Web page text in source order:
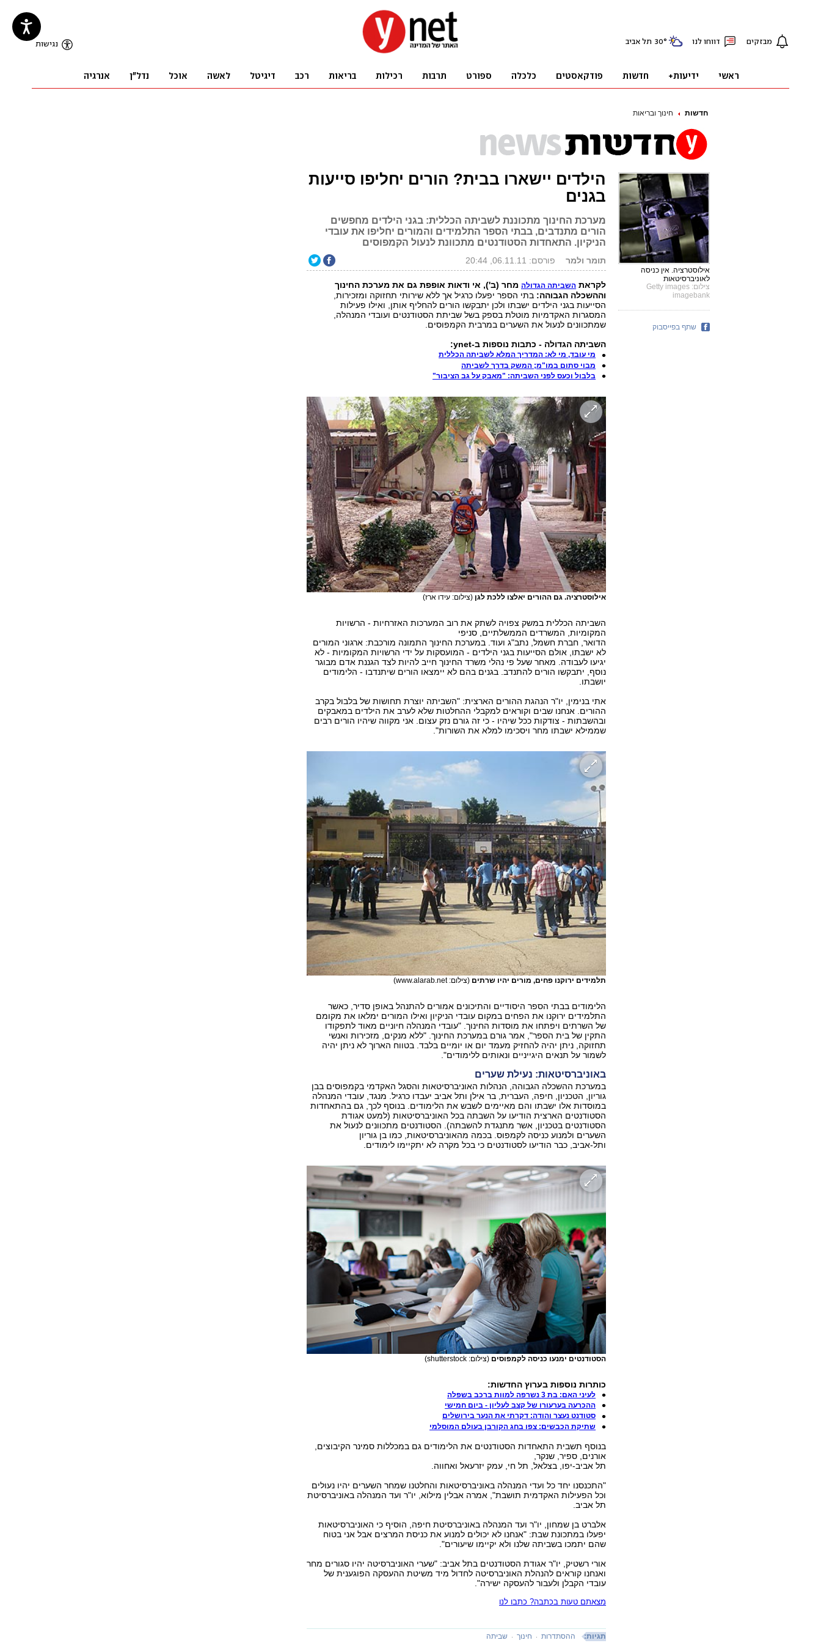
חדשות חינוך ובריאות
הילדים יישארו בבית? הורים יחליפו סייעות
בגנים
מערכת החינוך מתכוננת לשביתה הכללית: בגני הילדים מחפשים
הורים מתנדבים, בבתי הספר התלמידים והמורים יחליפו את עובדי
הניקיון. התאחדות הסטודנטים מתכוונת לנעול הקמפוסים
תומר ולמר פורסם: 06.11.11, 20:44
לקראת השביתה הגדולהמחר (ב'), אי ודאות אופפת גם את מערכת החינוך
וההשכלה הגבוהה: בתי הספר יפעלו כרגיל אך ללא שירותי תחזוקה ומזכירות,
הסייעות בגני הילדים ישבתו ולכן יתבקשו הורים להחליף אותן, ואילו פעילות
המסגרות האקדמיות מוטלת בספק בשל שביתת הסטודנטים ועובדי המנהלה,
שמתכוונים לנעול את השערים במרבית הקמפוסים.
השביתה הגדולה - כתבות נוספות ב-ynet:
מי עובד, מי לא: המדריך המלא לשביתה הכללית
מבוי סתום במו"מ; המשק בדרך לשביתה
בלבול וכעס לפני השביתה: "מאבק על גב הציבור"
אילוסטרציה. גם ההורים יאלצו ללכת לגן (צילום: עידו ארז)
השביתה הכללית במשק צפויה לשתק את רוב המערכות האזרחיות - הרשויות
המקומיות, המשרדים הממשלתיים, סניפי
הדואר, חברת חשמל, נתב"ג ועוד. במערכת החינוך התמונה מורכבת: ארגוני המורים
לא ישבתו, אולם הסייעות בגני הילדים - המועסקות על ידי הרשויות המקומיות - לא
יגיעו לעבודה. מאחר שעל פי נהלי משרד החינוך חייב להיות לצד הגננת אדם מבוגר
נוסף, יתבקשו הורים להתנדב. בגנים בהם לא יימצאו הורים שיתנדבו - הלימודים
יושבתו.
אתי בנימין, יו"ר הנהגת ההורים הארצית: "השביתה יוצרת תחושות של בלבול בקרב
ההורים. אנחנו שבים וקוראים למקבלי ההחלטות שלא לערב את הילדים במאבקים
ובהשבתות - צודקות ככל שיהיו - כי זה גורם נזק עצום. אני מקווה שיהיו הורים רבים
שממילא ישבתו מחר ויסכימו למלא את השורות".
תלמידים ירוקנו פחים, מורים יהיו שרתים (צילום: www.alarab.net)
הלימודים בבתי הספר היסודיים והתיכונים אמורים להתנהל באופן סדיר, כאשר
התלמידים ירוקנו את הפחים במקום עובדי הניקיון ואילו המורים ימלאו את מקומם
של השרתים ויפתחו את מוסדות החינוך. "עובדי המנהלה חיוניים מאוד לתפקודו
התקין של בית הספר", אמר גורם במערכת החינוך. "ללא מנקים, מזכירות ואנשי
תחזוקה, ניתן יהיה להחזיק מעמד יום או יומיים בלבד. בטווח הארוך לא ניתן יהיה
לשמור על תנאים היגייניים ונאותים ללימודים".
באוניברסיטאות: נעילת שערים
במערכת ההשכלה הגבוהה, הנהלות האוניברסיטאות והסגל האקדמי בקמפוסים בבן
גוריון, הטכניון, חיפה, העברית, בר אילן ותל אביב יעבדו כרגיל. מנגד, עובדי המנהלה
במוסדות אלו ישבתו והם מאיימים לשבש את הלימודים. בנוסף לכך, גם בהתאחדות
הסטודנטים הארצית הודיעו על השבתה בכל האוניברסיטאות (למעט אגודת
הסטודנטים בטכניון, אשר מתנגדת להשבתה). הסטודנטים מתכוונים לנעול את
השערים ולמנוע כניסה לקמפוס. בכמה מהאוניברסיטאות, כמו בן גוריון
ותל-אביב, כבר הודיעו לסטודנטים כי בכל מקרה לא יתקיימו לימודים.
הסטודנטים ימנעו כניסה לקמפוסים (צילום: shutterstock)
כותרות נוספות בערוץ החדשות:
לעיני האם: בת 3 נשרפה למוות ברכב בשפלה
ההכרעה בערעורו של קצב לעליון - ביום חמישי
סטודנט נעצר והודה: דקרתי את הנער בירושלים
שתיקת הכבשים: צפו בחג הקורבן בעולם המוסלמי
בנוסף תשבית התאחדות הסטודנטים את הלימודים גם במכללות סמינר הקיבוצים,
אורנים, ספיר, שנקר,
תל אביב-יפו, בצלאל, תל חי, עמק יזרעאל ואחווה.
"התכנסנו יחד כל ועדי המנהלה באוניברסיטאות והחלטנו שמחר השערים יהיו נעולים
וכל הפעילות האקדמית תושבת", אמרה אבלין מילוא, יו"ר ועד המנהלה באוניברסיטת
תל אביב.
אלברט בן שמחון, יו"ר ועד המנהלה באוניברסיטת חיפה, הוסיף כי האוניברסיטאות
יפעלו במתכונת שבת: "אנחנו לא יכולים למנוע את כניסת המרצים אבל אני בטוח
שהם יתמכו בשביתה שלנו ולא יקיימו שיעורים".
אורי רשטיק, יו"ר אגודת הסטודנטים בתל אביב: "שערי האוניברסיטה יהיו סגורים מחר
ואנחנו קוראים להנהלת האוניברסיטה לחדול מיד משיטת ההעסקה הפוגענית של
עובדי הקבלן ולעבור להעסקה ישירה".
מצאתם טעות בכתבה? כתבו לנו
תגיות: ההסתדרות חינוך שביתה
אילוסטרציה. אין כניסה
לאוניברסיטאות
צילום: Getty images
imagebank
שתף בפייסבוק